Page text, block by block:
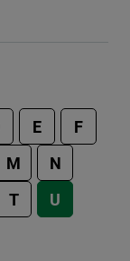
E
F
M
N
T
U